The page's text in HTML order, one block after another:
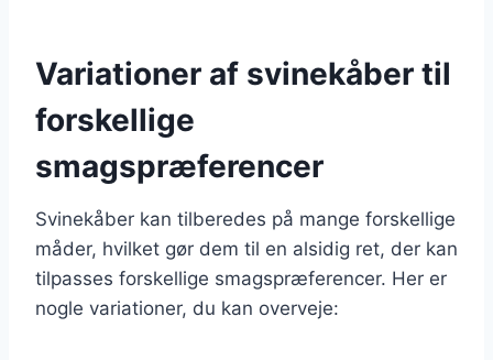
Variationer af svinekåber til
forskellige
smagspræferencer
Svinekåber kan tilberedes på mange forskellige
måder, hvilket gør dem til en alsidig ret, der kan
tilpasses forskellige smagspræferencer. Her er
nogle variationer, du kan overveje: